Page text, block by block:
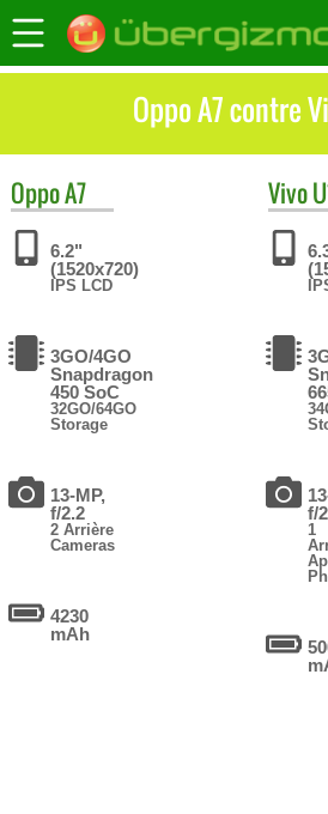
Oppo A7 contre
OppoA7
6.2"
(1520x720)
IPS LCD
3GO/4GO
Snapdragon
450 SoC
32GO/64GO
Storage
13-MP,
f/2.2
2 Arrière
Cameras
4230
mAh
Vivo
f/
1